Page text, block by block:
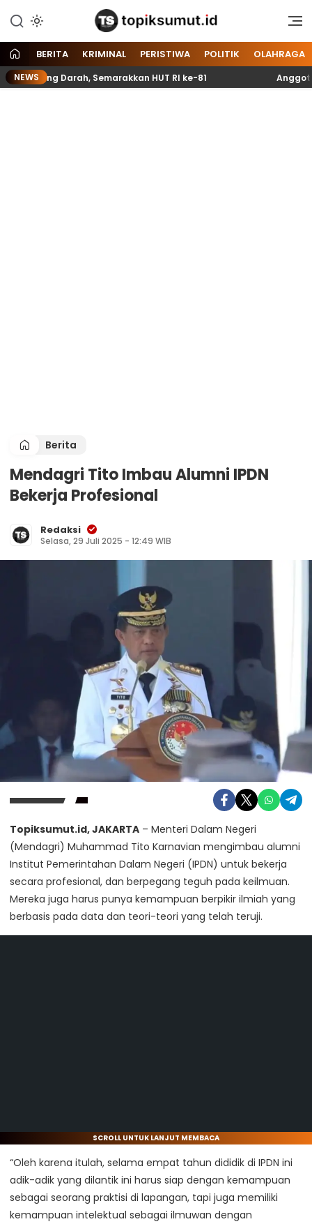
Topik Sumut
Memberitakan Seputar
dan Nasional
BERITA KRIMINAL PERISTIWA POLITIK OLAHRAGA
NEWS
Darah, Semarakkan HUT RI ke-81 Anggota
Berita
Mendagri Tito Imbau Alumni IPDN
Bekerja Profesional
Redaksi
Selasa, 29 Juli 2025 - 12:49 WIB
Topiksumut.id, JAKARTA – Menteri Dalam Negeri
(Mendagri) Muhammad Tito Karnavian mengimbau alumni
Institut Pemerintahan Dalam Negeri (IPDN) untuk bekerja
secara profesional, dan berpegang teguh pada keilmuan.
Mereka juga harus punya kemampuan berpikir ilmiah yang
berbasis pada data dan teori-teori yang telah teruji.
SCROLL UNTUK LANJUT MEMBACA
“Oleh karena itulah, selama empat tahun dididik di IPDN ini
adik-adik yang dilantik ini harus siap dengan kemampuan
sebagai seorang praktisi di lapangan, tapi juga memiliki
kemampuan intelektual sebagai ilmuwan dengan